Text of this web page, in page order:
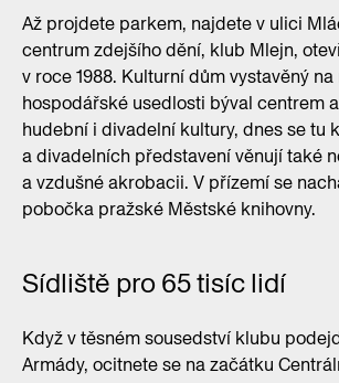
Až projdete parkem, najdete v ulici
centrum zdejšího dění, klub Mlejn,
v roce 1988. Kulturní dům vystavěný
hospodářské usedlosti býval centrem
hudební i divadelní kultury, dnes se tu
a divadelních představení věnují také
a vzdušné akrobacii. V přízemí se
pobočka pražské Městské knihovny.
Sídliště pro 65 tisíc lidí
Když v těsném sousedství klubu
Armády, ocitnete se na začátku